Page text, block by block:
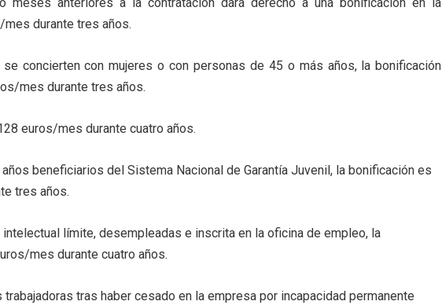
durante tres años.
concierten con mujeres o con personas de 45 o más años, la bonificación
mes durante tres años.
euros/mes durante cuatro años.
beneficiarios del Sistema Nacional de Garantía Juvenil, la bonificación es
tres años.
intelectual límite, desempleadas e inscrita en la oficina de empleo, la
mes durante cuatro años.
tras haber cesado en la empresa por incapacidad permanente